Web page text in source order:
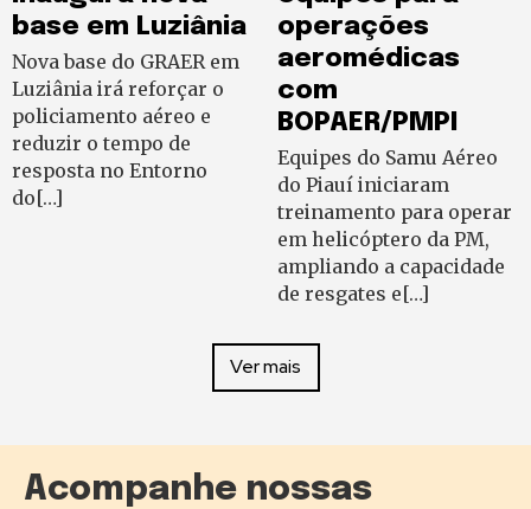
base em Luziânia
Nova base do GRAER em
Luziânia irá reforçar o
policiamento aéreo e
reduzir o tempo de
resposta no Entorno
do[…]
operações
aeromédicas
com
BOPAER/PMPI
Equipes do Samu Aéreo
do Piauí iniciaram
treinamento para operar
em helicóptero da PM,
ampliando a capacidade
de resgates e[…]
Ver mais
Acompanhe nossas